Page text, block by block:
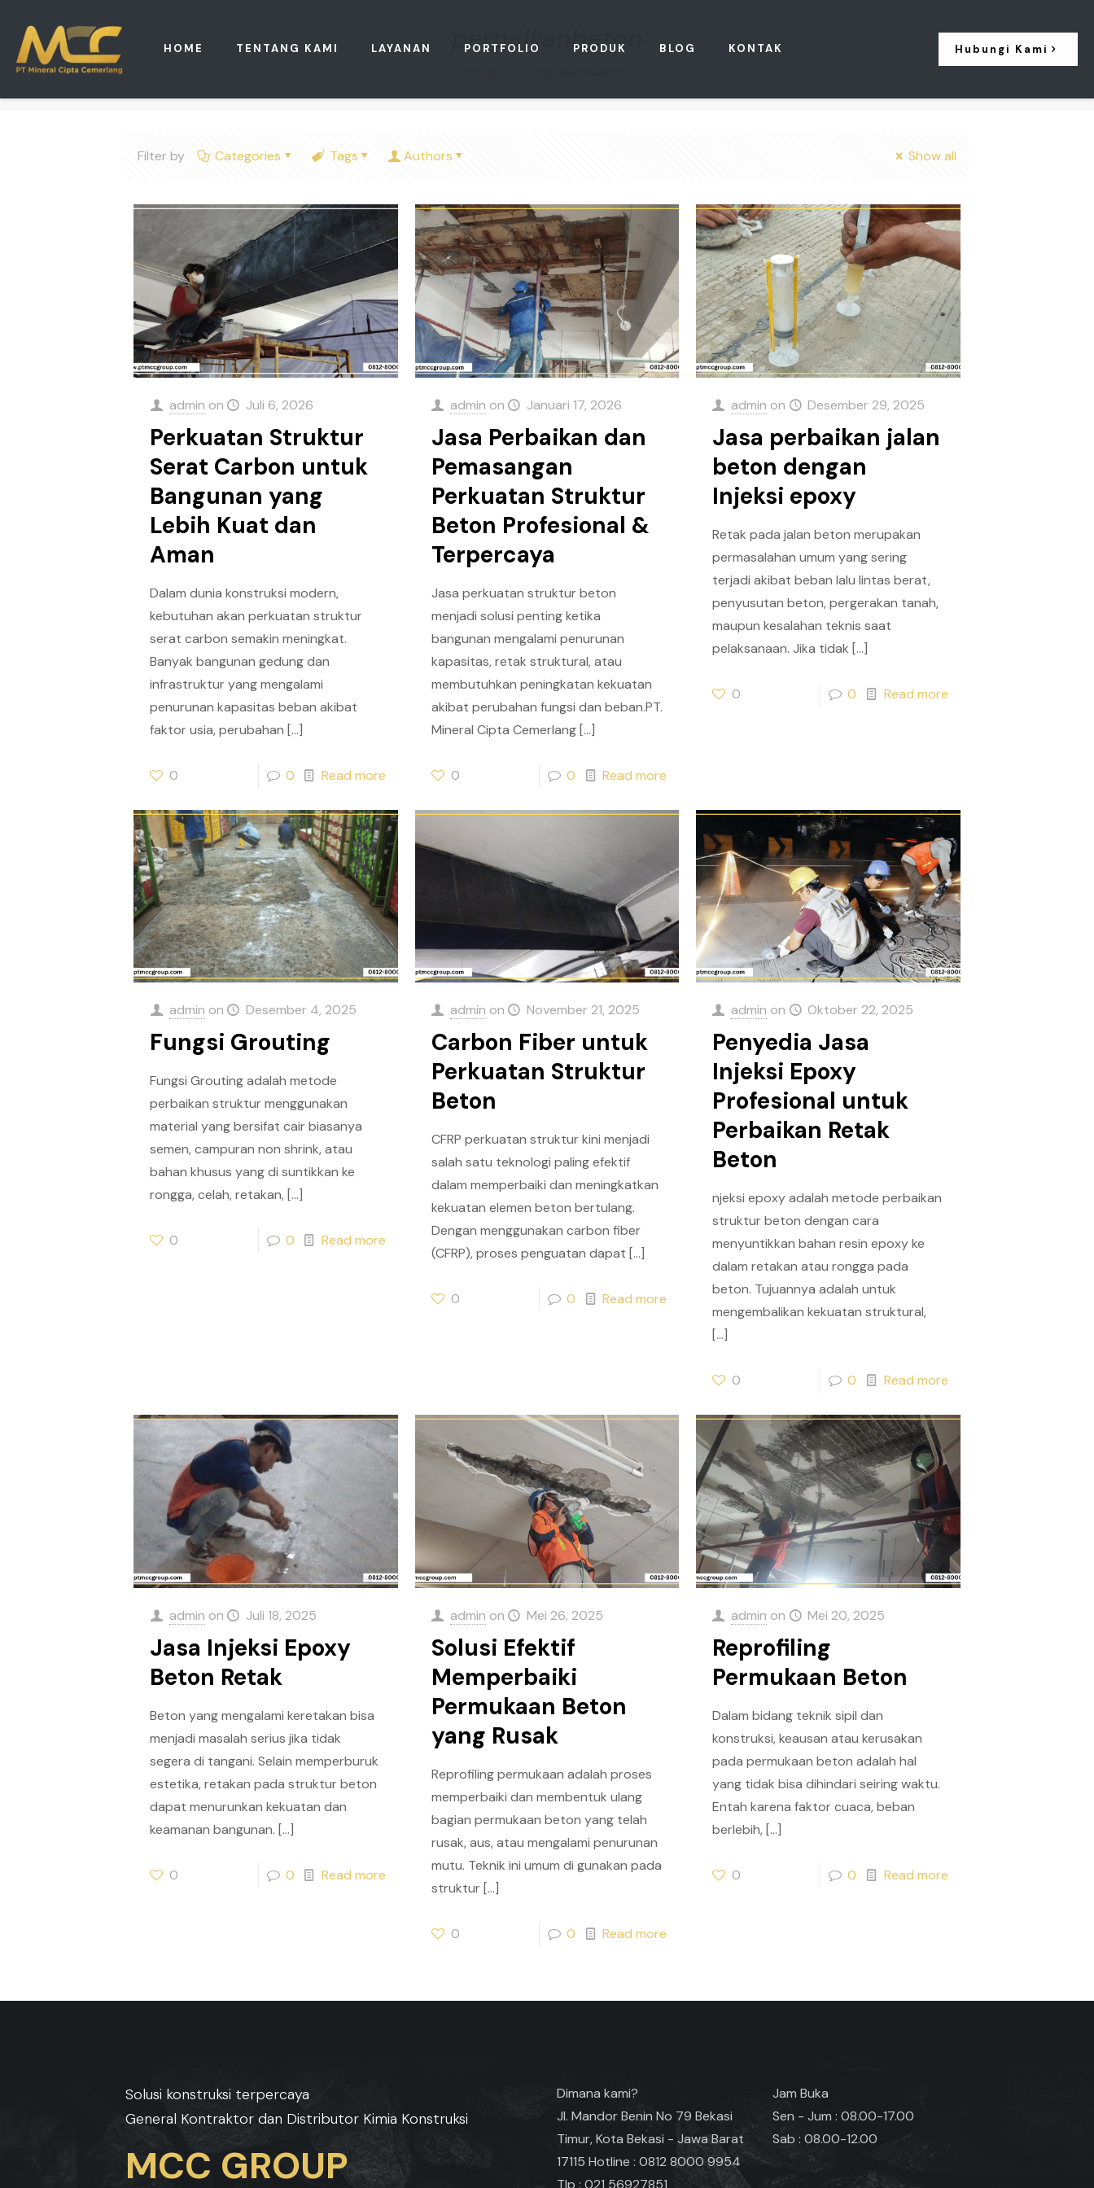
HOME TENTANG KAMI LAYANAN PORTFOLIO PRODUK BLOG KONTAK Hubungi Kami
perbaikanbeton
Filter by Categories Tags Authors Show all
admin on Juli 6, 2026
Perkuatan Struktur
Serat Carbon untuk
Bangunan yang
Lebih Kuat dan
Aman
Dalam dunia konstruksi modern,
kebutuhan akan perkuatan struktur
serat carbon semakin meningkat.
Banyak bangunan gedung dan
infrastruktur yang mengalami
penurunan kapasitas beban akibat
faktor usia, perubahan […]
0 0 Read more
admin on Januari 17, 2026
Jasa Perbaikan dan
Pemasangan
Perkuatan Struktur
Beton Profesional &
Terpercaya
Jasa perkuatan struktur beton
menjadi solusi penting ketika
bangunan mengalami penurunan
kapasitas, retak struktural, atau
membutuhkan peningkatan kekuatan
akibat perubahan fungsi dan beban.PT.
Mineral Cipta Cemerlang[…]
0 0 Read more
admin on Desember 29, 2025
Jasa perbaikan jalan
beton dengan
Injeksi epoxy
Retak pada jalan beton merupakan
permasalahan umum yang sering
terjadi akibat beban lalu lintas berat,
penyusutan beton, pergerakan tanah,
maupun kesalahan teknis saat
pelaksanaan. Jika tidak […]
0 0 Read more
admin on Desember 4, 2025
Fungsi Grouting
Fungsi Grouting adalah metode
perbaikan struktur menggunakan
material yang bersifat cair biasanya
semen, campuran non shrink, atau
bahan khusus yang di suntikkan ke
rongga, celah, retakan, […]
0 0 Read more
admin on November 21, 2025
Carbon Fiber untuk
Perkuatan Struktur
Beton
CFRP perkuatan struktur kini menjadi
salah satu teknologi paling efektif
dalam memperbaiki dan meningkatkan
kekuatan elemen beton bertulang.
Dengan menggunakan carbon fiber
(CFRP), proses penguatan dapat […]
0 0 Read more
admin on Oktober 22, 2025
Penyedia Jasa
Injeksi Epoxy
Profesional untuk
Perbaikan Retak
Beton
njeksi epoxy adalah metode perbaikan
struktur beton dengan cara
menyuntikkan bahan resin epoxy ke
dalam retakan atau rongga pada
beton. Tujuannya adalah untuk
mengembalikan kekuatan struktural,
[…]
0 0 Read more
admin on Juli 18, 2025
Jasa Injeksi Epoxy
Beton Retak
Beton yang mengalami keretakan bisa
menjadi masalah serius jika tidak
segera di tangani. Selain memperburuk
estetika, retakan pada struktur beton
dapat menurunkan kekuatan dan
keamanan bangunan. […]
0 0 Read more
admin on Mei 26, 2025
Solusi Efektif
Memperbaiki
Permukaan Beton
yang Rusak
Reprofiling permukaan adalah proses
memperbaiki dan membentuk ulang
bagian permukaan beton yang telah
rusak, aus, atau mengalami penurunan
mutu. Teknik ini umum di gunakan pada
struktur[…]
0 0 Read more
admin on Mei 20, 2025
Reprofiling
Permukaan Beton
Dalam bidang teknik sipil dan
konstruksi, keausan atau kerusakan
pada permukaan beton adalah hal
yang tidak bisa dihindari seiring waktu.
Entah karena faktor cuaca, beban
berlebih, […]
0 0 Read more
Solusi konstruksi terpercaya
General Kontraktor dan Distributor Kimia Konstruksi
MCC GROUP
Dimana kami?
Jl. Mandor Benin No 79 Bekasi
Timur, Kota Bekasi - Jawa Barat
17115 Hotline : 0812 8000 9954
Tlp : 021 56927851
Jam Buka
Sen - Jum : 08.00-17.00
Sab : 08.00-12.00